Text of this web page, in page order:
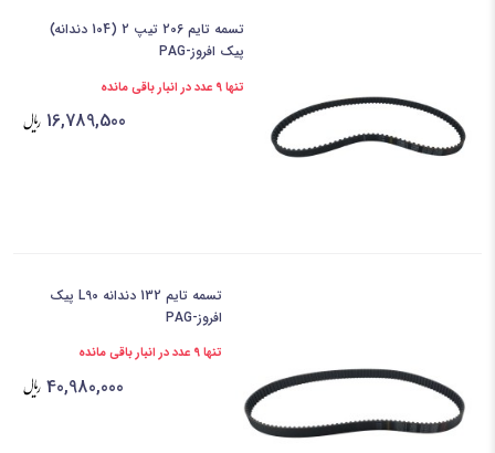
تسمه تایم 206 تیپ 2 (104 دندانه)
پیک افروز-PAG
تنها 9 عدد در انبار باقی مانده
16,789,500
تسمه تایم 132 دندانه L90 پیک
افروز-PAG
تنها 9 عدد در انبار باقی مانده
40,980,000